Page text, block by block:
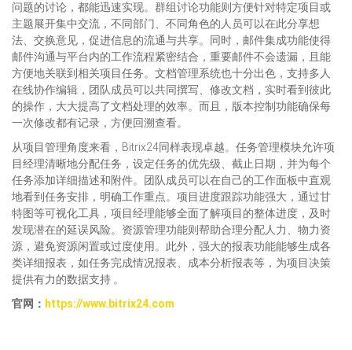
问题的讨论，都能迅速实现。群组讨论功能则方便针对特定项目或
主题展开集中交流，不同部门、不同角色的人员可以在此分享想
法、交换意见，促进信息的流通与共享。同时，邮件集成功能使得
邮件沟通与平台内的工作流程紧密结合，重要邮件不会遗漏，且能
方便地关联到相关项目任务。文档管理系统也十分出色，支持多人
在线协作编辑，团队成员可以共同撰写、修改文档，实时看到彼此
的操作，大大提高了文档处理的效率。而且，版本控制功能确保每
一次修改都有记录，方便回溯查看。
从项目管理角度来看，Bitrix24同样表现卓越。任务管理模块允许项
目经理清晰地分配任务，设定任务的优先级、截止日期，并为每个
任务添加详细描述和附件。团队成员可以在自己的工作面板中直观
地看到任务安排，明确工作重点。项目进度跟踪功能强大，通过甘
特图等可视化工具，项目经理能够全面了解项目的整体进度，及时
发现潜在的延误风险。资源管理功能则帮助合理分配人力、物力资
源，避免资源闲置或过度使用。此外，强大的报表功能能够生成各
类详细报表，如任务完成情况报表、成本分析报表等，为项目决策
提供有力的数据支持 。
官网： https://www.bitrix24.com